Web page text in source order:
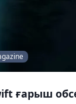
ғарыш